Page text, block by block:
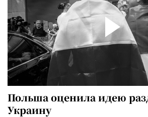
Польша оценила идею
Украину